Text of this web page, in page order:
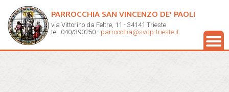
PARROCCHIA SAN VINCENZO DE' PAOLI
via Vittorino da Feltre, 11 - 34141 Trieste
tel. 040/390250 - parrocchia@svdp-trieste.it